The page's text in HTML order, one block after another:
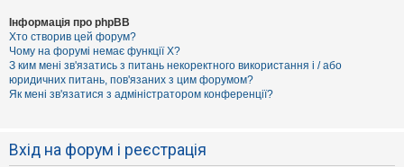
Інформація про phpBB
Хто створив цей форум?
Чому на форумі немає функції X?
З ким мені зв'язатись з питань некоректного використання і / або
юридичних питань, пов'язаних з цим форумом?
Як мені зв'язатися з адміністратором конференції?
Вхід на форум і реєстрація